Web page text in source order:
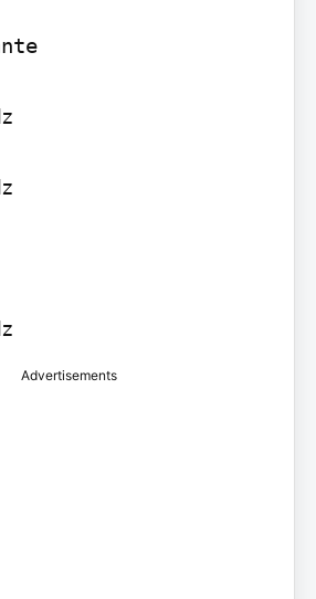
Advertisements